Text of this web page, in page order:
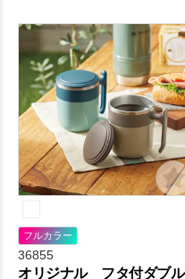
フルカラー
36855
オリジナル フタ付ダブル